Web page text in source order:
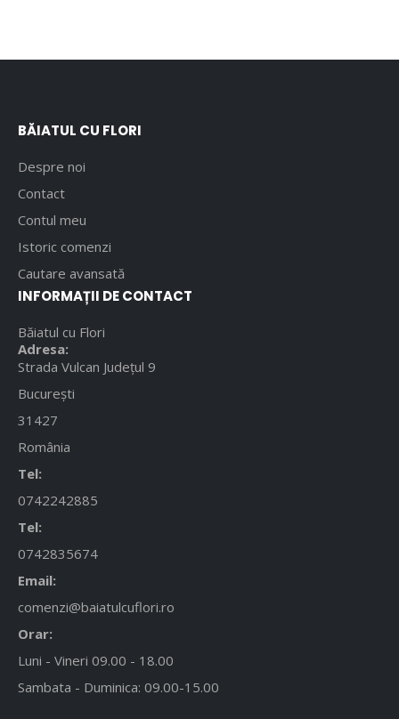
BĂIATUL CU FLORI
Despre noi
Contact
Contul meu
Istoric comenzi
Cautare avansată
INFORMAȚII DE CONTACT
Băiatul cu Flori
Adresa:
Strada Vulcan Județul 9
București
31427
România
Tel:
0742242885
Tel:
0742835674
Email:
comenzi@baiatulcuflori.ro
Orar:
Luni - Vineri 09.00 - 18.00
Sambata - Duminica: 09.00-15.00